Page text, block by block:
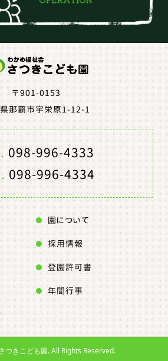
〒901-0153
那覇市宇栄原1-12-1
098-996-4333
098-996-4334
園について
採用情報
年間行事
登園許可書
つきこども園. All Rights Reserved.